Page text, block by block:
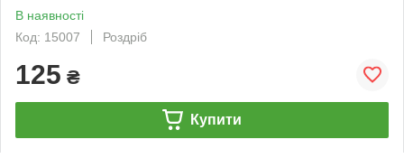
В наявності
Код: 15007
Роздріб
125 ₴
Купити